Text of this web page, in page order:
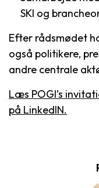
SKI og
Efter rådsmødet
også politikere,
andre centrale
Læs POGI’s
på LinkedIN.